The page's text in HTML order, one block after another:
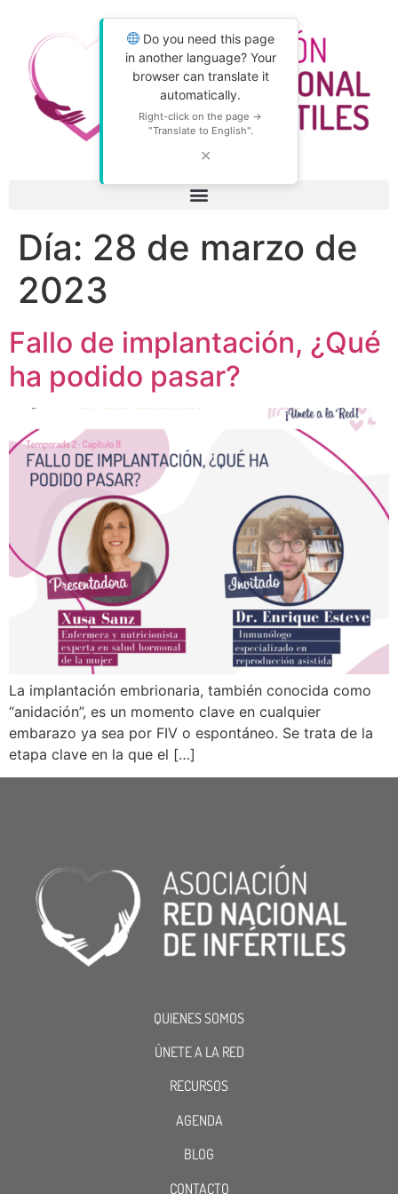
Do you need this page
in another language? Your
browser can translate it
automatically.
Right-click on the page →
"Translate to English".
✕
Día: 28 de marzo de
2023
Fallo de implantación, ¿Qué
ha podido pasar?
La implantación embrionaria, también conocida como
“anidación”, es un momento clave en cualquier
embarazo ya sea por FIV o espontáneo. Se trata de la
etapa clave en la que el […]
QUIENES SOMOS
ÚNETE A LA RED
RECURSOS
AGENDA
BLOG
CONTACTO